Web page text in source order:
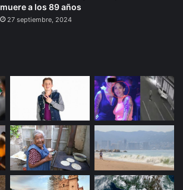
muere a los 89 años
27 septiembre, 2024